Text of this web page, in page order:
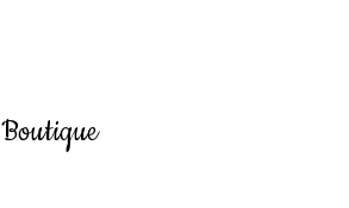
Boutique